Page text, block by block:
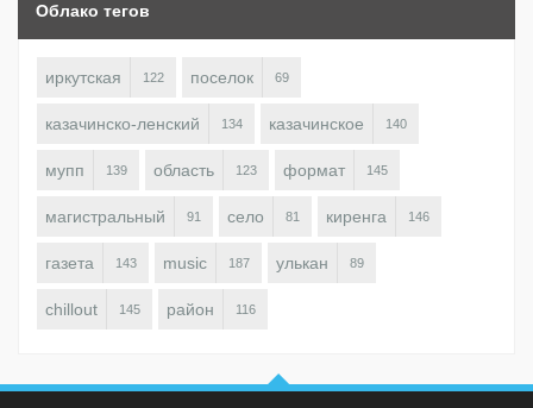
Облако тегов
иркутская 122 поселок 69
казачинско-ленский 134 казачинское 140
мупп 139 область 123 формат 145
магистральный 91 село 81 киренга 146
газета 143 music 187 улькан 89
chillout 145 район 116